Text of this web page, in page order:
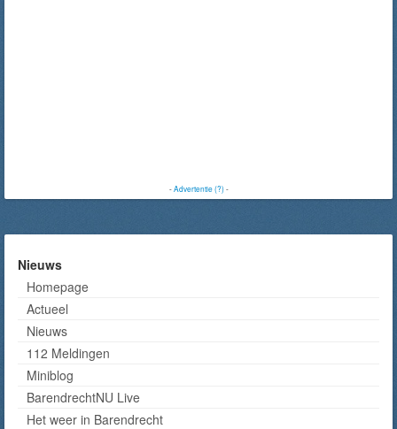
-Advertentie (?)-
Nieuws
Homepage
Actueel
Nieuws
112 Meldingen
Miniblog
BarendrechtNU Live
Het weer in Barendrecht